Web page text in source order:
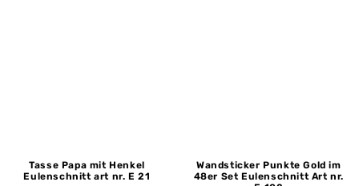
Tasse Papa mit Henkel
Eulenschnitt art nr. E 21
Wandsticker Punkte Gold im
48er Set Eulenschnitt Art nr.